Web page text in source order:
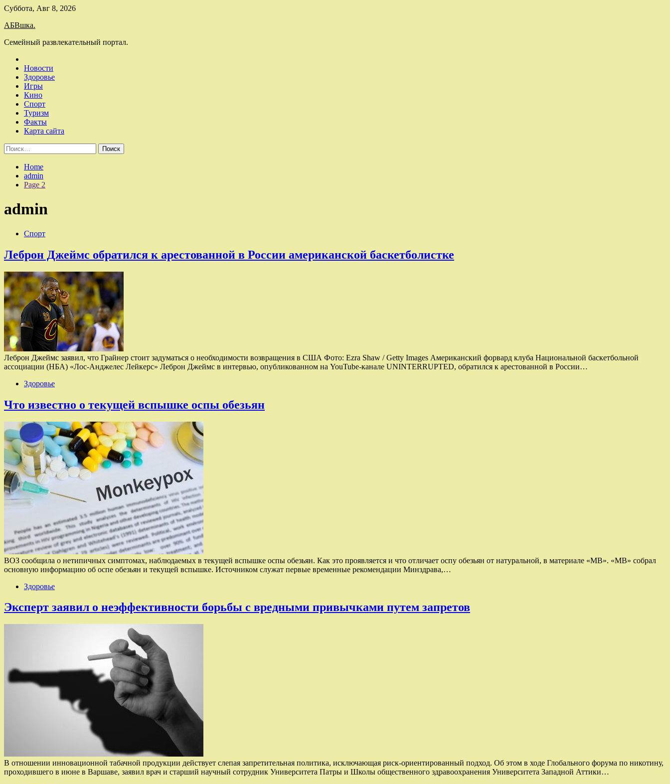
Skip
content
Суббота, Авг 8, 2026
АБВшка.
Семейный развлекательный портал.
Новости
Здоровье
Игры
Кино
Спорт
Туризм
Факты
Карта сайта
Найти:
Home
admin
Page 2
admin
Спорт
Леброн Джеймс обратился к арестованной в России американской баскетболистке
Леброн Джеймс заявил, что Грайнер стоит задуматься о необходимости возвращения в США Фото: Ezra Shaw / Getty Images Американский форвард клуба Национальной баскетбольной
ассоциации (НБА) «Лос-Анджелес Лейкерс» Леброн Джеймс в интервью, опубликованном на YouTube-канале UNINTERRUPTED, обратился к арестованной в России…
Здоровье
Что известно о текущей вспышке оспы обезьян
ВОЗ сообщила о нетипичных симптомах, наблюдаемых в текущей вспышке оспы обезьян. Как это проявляется и что отличает оспу обезьян от натуральной, в материале «МВ». «МВ» собрал
основную информацию об оспе обезьян и текущей вспышке. Источником служат первые временные рекомендации Минздрава,…
Здоровье
Эксперт заявил о неэффективности борьбы с вредными привычками путем запретов
В отношении инновационной табачной продукции действует слепая запретительная политика, исключающая риск-ориентированный подход. Об этом в ходе Глобального форума по никотину,
проходившего в июне в Варшаве, заявил врач и старший научный сотрудник Университета Патры и Школы общественного здравоохранения Университета Западной Аттики…